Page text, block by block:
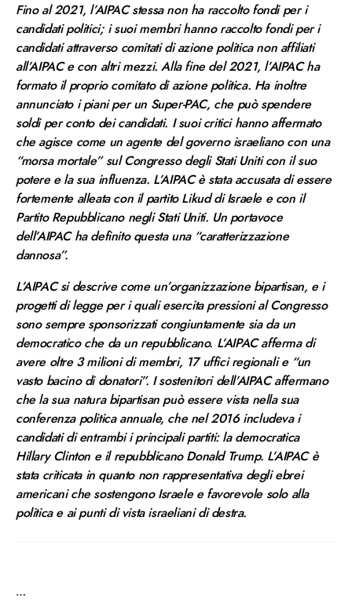
Fino al 2021, l’AIPAC stessa non ha raccolto fondi per i
candidati politici; i suoi membri hanno raccolto fondi per i
candidati attraverso comitati di azione politica non affiliati
all’AIPAC e con altri mezzi. Alla fine del 2021, l’AIPAC ha
formato il proprio comitato di azione politica. Ha inoltre
annunciato i piani per un Super-PAC, che può spendere
soldi per conto dei candidati. I suoi critici hanno affermato
che agisce come un agente del governo israeliano con una
“morsa mortale” sul Congresso degli Stati Uniti con il suo
potere e la sua influenza. L’AIPAC è stata accusata di essere
fortemente alleata con il partito Likud di Israele e con il
Partito Repubblicano negli Stati Uniti. Un portavoce
dell’AIPAC ha definito questa una “caratterizzazione
dannosa”.
L’AIPAC si descrive come un’organizzazione bipartisan, e i
progetti di legge per i quali esercita pressioni al Congresso
sono sempre sponsorizzati congiuntamente sia da un
democratico che da un repubblicano. L’AIPAC afferma di
avere oltre 3 milioni di membri, 17 uffici regionali e “un
vasto bacino di donatori”. I sostenitori dell’AIPAC affermano
che la sua natura bipartisan può essere vista nella sua
conferenza politica annuale, che nel 2016 includeva i
candidati di entrambi i principali partiti: la democratica
Hillary Clinton e il repubblicano Donald Trump. L’AIPAC è
stata criticata in quanto non rappresentativa degli ebrei
americani che sostengono Israele e favorevole solo alla
politica e ai punti di vista israeliani di destra.
…